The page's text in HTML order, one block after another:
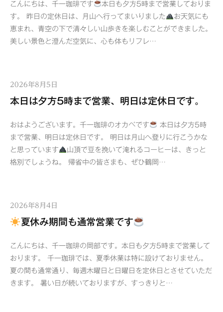
こんにちは、千一珈琲です
本日も夕方5時まで営業しておりま
す。 昨日の定休日は、月山へ行ってまいりました
お天気にも
恵まれ、青空の下で清々しい山歩きを楽しむことができました。
美しい景色と澄んだ空気に、心も体もリフレ…
2026年8月5日
本日は夕方5時まで営業、明日は定休日です。
おはようございます。千一珈琲のオカベです
本日は夕方5時
まで営業、明日は定休日です。 明日は月山へ登りに行こうかな
と思っています
山頂で豆を挽いて淹れるコーヒーは、きっと
格別でしょうね。 帰省中の皆さまも、ぜひ鶴岡…
2026年8月4日
夏休み期間も通常営業です
こんにちは、千一珈琲の岡部です。本日も夕方5時まで営業して
おります。 千一珈琲では、夏季休業は特に設けておりません。
夏の間も通常通り、毎週木曜日と日曜日を定休日とさせていただ
きます。 暑い日が続いておりますが、すっきりと…